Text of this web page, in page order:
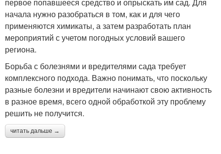
начала нужно разобраться в том, как и для чего
применяются химикаты, а затем разработать план
мероприятий с учетом погодных условий вашего
региона.
Борьба с болезнями и вредителями сада требует
комплексного подхода. Важно понимать, что поскольку
разные болезни и вредители начинают свою активность
в разное время, всего одной обработкой эту проблему
решить не получится.
читать дальше →